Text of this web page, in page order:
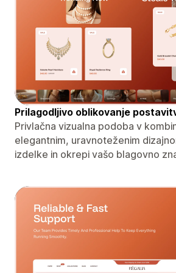
Prilagodljivo oblikovanje
Privlačna vizualna podoba v
elegantnim, uravnoteženim
izdelke in okrepi vašo blagovno